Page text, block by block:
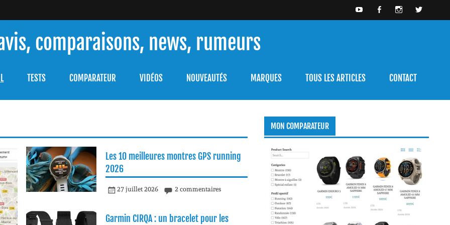
comparaisons, news, rumeurs
TESTS COMPARATEUR VIDÉOS NOUVEAUTÉS MARQUES TOUS LES ARTICLES CONTACT
Les 10 meilleures montres GPS running
2026
27 juillet 2026 2 commentaires
Garmin CIRQA : un bracelet pour les
MON COMPARATEUR